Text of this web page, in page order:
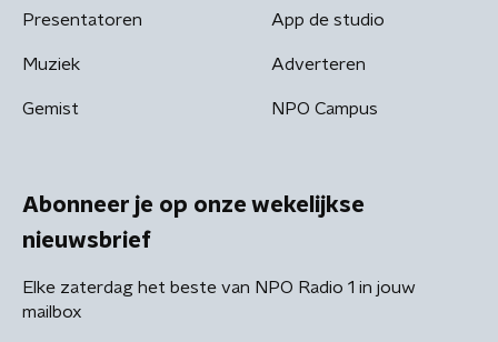
Presentatoren
Muziek
Gemist
App de studio
Adverteren
NPO Campus
Abonneer je op onze wekelijkse
nieuwsbrief
Elke zaterdag het beste van NPO Radio 1 in jouw
mailbox